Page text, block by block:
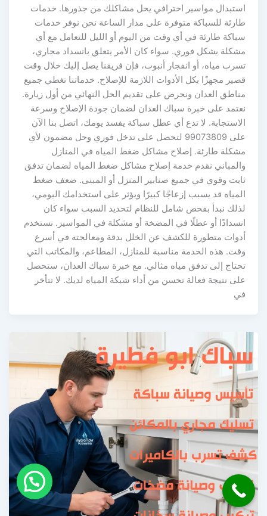
استبدال مواسير احترافي يحل مشاكلك من جذورها. خدمات
طارئة للسباكة متوفرة على مدار الساعة نحن نوفر خدمات
سباكة طارئة في أي وقت من اليوم أو الليل للتعامل مع أي
مشكلة بشكل فوري. سواء كان الأمر يتعلق بانسداد مجاري،
تسرب مياه، أو انفجار أنبوب، فإن فريقنا يصل إليك خلال وقت
قصير مجهزًا بكل الأدوات اللازمة للإصلاح. خدماتنا تغطي جميع
مناطق العدان ونحرص على تقديم الحل النهائي من أول زيارة.
نعتمد على خبرة سباك العدان لضمان جودة الإصلاح وسرعة
الاستجابة. لا تدع أي عطل سباكة يفسد يومك، اتصل بنا الآن
على 99073809 لتحصل على تدخل فوري وحل مضمون لأي
مشكلة طارئة. إصلاح مشاكل ضغط المياه في المنازل
والمباني نقدم خدمة إصلاح مشاكل ضغط المياه لضمان تدفق
ثابت وقوي في جميع صنابير المنزل أو المبنى. ضعف ضغط
المياه قد يسبب إزعاجًا كبيرًا ويؤثر على استخدامك اليومي،
لذلك نبدأ بفحص شامل للنظام لتحديد السبب سواء كان
انسدادًا أو عطلًا في المضخة أو مشكلة في المواسير. نستخدم
أدوات متطورة للكشف عن الخلل بدقة ومعالجته في أسرع
وقت. هذه الخدمة مناسبة للمنازل، المطاعم، والمكاتب التي
تحتاج إلى تدفق مياه مثالي. مع خبرة سباك العدان، ستحصل
على نتيجة فعالة تحسن من أداء شبكة المياه لديك. لا تتأخر
في